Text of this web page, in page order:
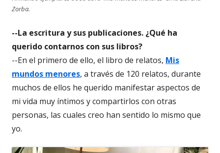
Zorba.
--La escritura y sus publicaciones. ¿Qué ha
querido contarnos con sus libros?
--En el primero de ello, el libro de relatos, Mis
mundos menores, a través de 120 relatos, durante
muchos de ellos he querido manifestar aspectos de
mi vida muy íntimos y compartirlos con otras
personas, las cuales creo han sentido lo mismo que
yo.